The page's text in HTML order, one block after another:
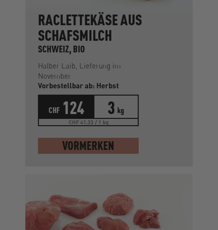
RACLETTEKÄSE AUS
SCHAFSMILCH
SCHWEIZ, BIO
Halber Laib, Lieferung im
November
Vorbestellbar ab: Herbst
CHF 124 3 kg
CHF 41.33 / 1 kg
VORMERKEN